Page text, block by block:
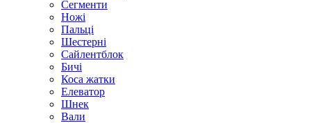
Сегменти
Ножі
Пальці
Шестерні
Сайлентблок
Бичі
Коса жатки
Елеватор
Шнек
Вали